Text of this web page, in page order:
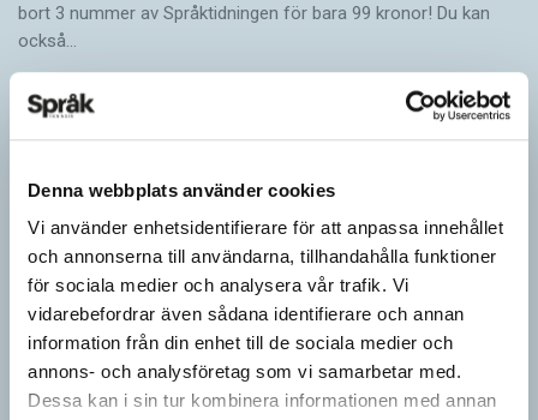
Denna webbplats använder cookies
Vi använder enhetsidentifierare för att anpassa innehållet
och annonserna till användarna, tillhandahålla funktioner
för sociala medier och analysera vår trafik. Vi
vidarebefordrar även sådana identifierare och annan
information från din enhet till de sociala medier och
annons- och analysföretag som vi samarbetar med.
Dessa kan i sin tur kombinera informationen med annan
bort 3 nummer av Språktidningen för bara 99 kronor! Du kan
också…